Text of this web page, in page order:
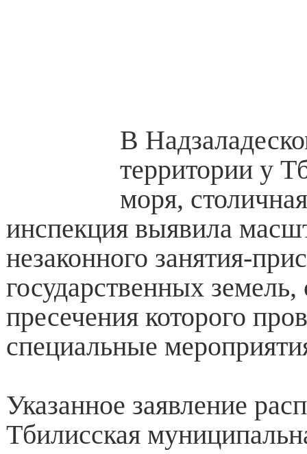
В
территории у
моря,
инспекция выявила
незаконного занятия-
государственных
пресечения которого
специальные
Указанное заявление
Тбилисская